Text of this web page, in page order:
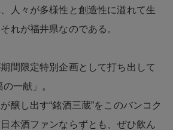
人々が多様性と創造性に溢れて生
れが福井県なのである。
間限定特別企画として打ち出して
一献」。
醸し出す“銘酒三蔵”をこのバンコク
本酒ファンならずとも、ぜひ飲ん